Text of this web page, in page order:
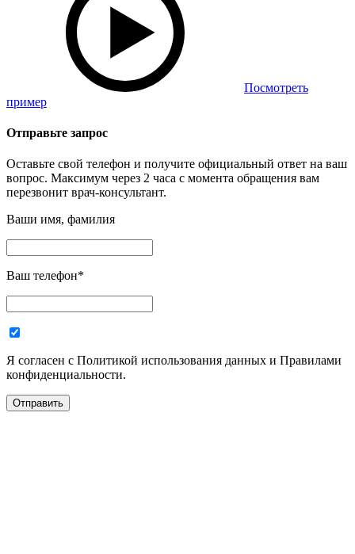
Посмотреть
пример
Отправьте запрос
Оставьте свой телефон и получите официальный ответ на ваш
вопрос. Максимум через 2 часа с момента обращения вам
перезвонит врач-консультант.
Ваши имя, фамилия
Ваш телефон*
Я согласен с Политикой использования данных и Правилами
конфиденциальности.